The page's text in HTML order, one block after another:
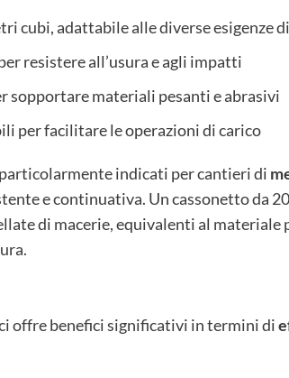
cubi, adattabile alle diverse esigenze
resistere all’usura e agli impatti
sopportare materiali pesanti e abrasivi
per facilitare le operazioni di carico
indicati per cantieri di
e continuativa. Un cassonetto da
di macerie, equivalenti al
offre benefici significativi in termini di